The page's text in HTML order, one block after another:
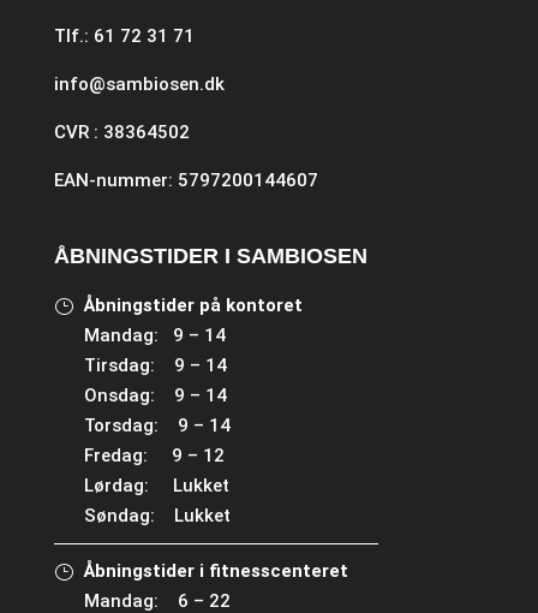
Tlf.: 61 72 31 71
info@sambiosen.dk
CVR : 38364502
EAN-nummer: 5797200144607
ÅBNINGSTIDER I SAMBIOSEN
Åbningstider på kontoret
Mandag: 9 – 14
Tirsdag: 9 – 14
Onsdag: 9 – 14
Torsdag: 9 – 14
Fredag: 9 – 12
Lørdag: Lukket
Søndag: Lukket
Åbningstider i fitnesscenteret
Mandag: 6 – 22